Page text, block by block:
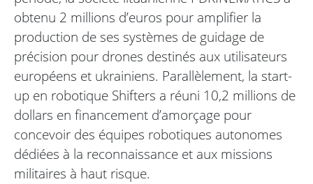
obtenu 2 millions d’euros pour amplifier la
production de ses systèmes de guidage de
précision pour drones destinés aux utilisateurs
européens et ukrainiens. Parallèlement, la start-
up en robotique Shifters a réuni 10,2 millions de
dollars en financement d’amorçage pour
concevoir des équipes robotiques autonomes
dédiées à la reconnaissance et aux missions
militaires à haut risque.